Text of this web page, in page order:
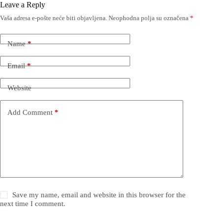
Leave a Reply
Vaša adresa e-pošte neće biti objavljena. Neophodna polja su označena *
Name*
Email*
Website
Add Comment *
Save my name, email and website in this browser for the
next time I comment.